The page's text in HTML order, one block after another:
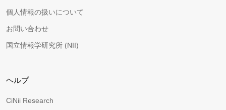
個人情報の扱いについて
お問い合わせ
国立情報学研究所 (NII)
ヘルプ
CiNii Research